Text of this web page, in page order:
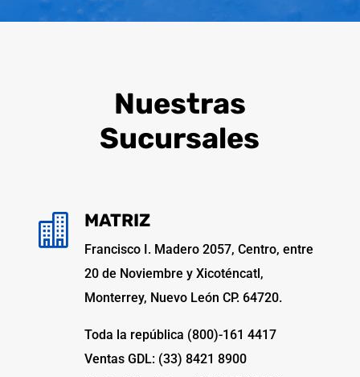
Nuestras
Sucursales
 MATRIZ
Francisco I. Madero 2057, Centro, entre
20 de Noviembre y Xicoténcatl,
Monterrey, Nuevo León CP. 64720.
Toda la república (800)-161 4417
Ventas GDL: (33) 8421 8900